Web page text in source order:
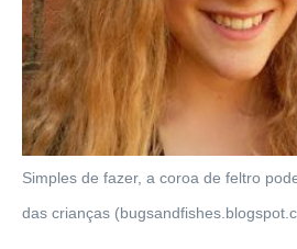
Simples de fazer, a coroa de feltro
das crianças